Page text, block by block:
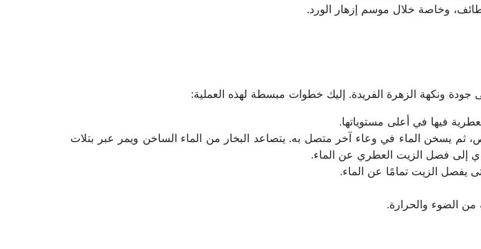
وخاصة خلال موسم إزهار الورد.
ونكهة الزهرة الفريدة. إليك خطوات مبسطة لهذه العملية:
فيها في أعلى مستوياتها.
إلى فصل الزيت العطري عن الماء.
يفصل الزيت تمامًا عن الماء.
الضوء والحرارة.